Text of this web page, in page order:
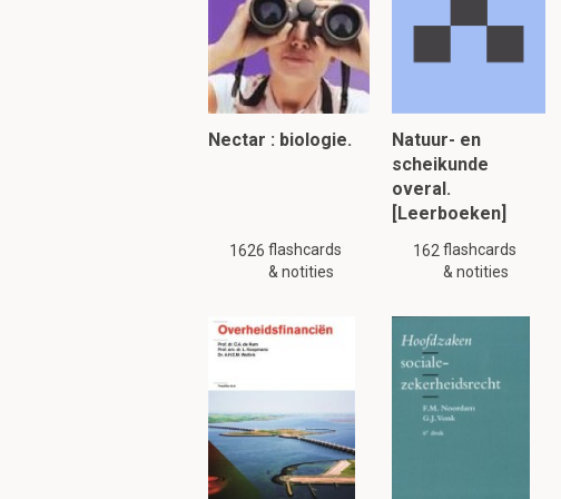
Nectar : biologie.
1626 flashcards
& notities
Natuur- en
scheikunde
overal.
[Leerboeken]
162 flashcards
& notities